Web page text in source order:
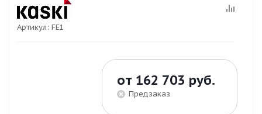
Артикул: FE1
от 162 703 руб.
Предзаказ